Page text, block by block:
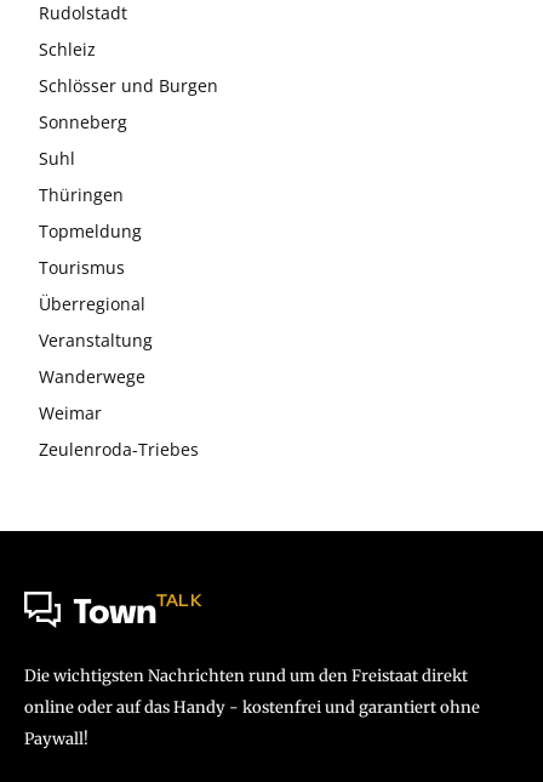
Rudolstadt
Schleiz
Schlösser und Burgen
Sonneberg
Suhl
Thüringen
Topmeldung
Tourismus
Überregional
Veranstaltung
Wanderwege
Weimar
Zeulenroda-Triebes
TownTALK
Die wichtigsten Nachrichten rund um den Freistaat direkt
online oder auf das Handy - kostenfrei und garantiert ohne
Paywall!